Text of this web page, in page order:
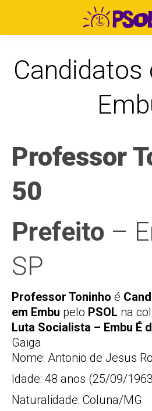
Candidatos
Professor
50
Prefeito –
SP
Professor Toninho é
em Embu pelo PSOL na
Luta Socialista – Embu É
Gaiga
Nome: Antonio de Jesus
Idade: 48 anos (25/09/
Naturalidade: Coluna/MG